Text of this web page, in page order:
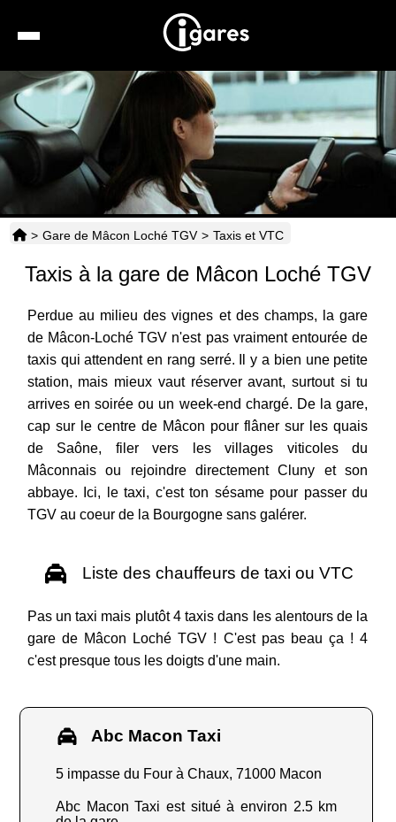
Recherche
Location de voiture
Hôtels
Taxis
> Gare de Mâcon Loché TGV > Taxis et VTC
Taxis à la gare de Mâcon Loché TGV
Perdue au milieu des vignes et des champs, la gare
de Mâcon-Loché TGV n'est pas vraiment entourée de
taxis qui attendent en rang serré. Il y a bien une petite
station, mais mieux vaut réserver avant, surtout si tu
arrives en soirée ou un week-end chargé. De la gare,
cap sur le centre de Mâcon pour flâner sur les quais
de Saône, filer vers les villages viticoles du
Mâconnais ou rejoindre directement Cluny et son
abbaye. Ici, le taxi, c'est ton sésame pour passer du
TGV au coeur de la Bourgogne sans galérer.
Liste des chauffeurs de taxi ou VTC
Pas un taxi mais plutôt 4 taxis dans les alentours de la
gare de Mâcon Loché TGV ! C'est pas beau ça ! 4
c'est presque tous les doigts d'une main.
Abc Macon Taxi
5 impasse du Four à Chaux, 71000 Macon
Abc Macon Taxi est situé à environ 2.5 km